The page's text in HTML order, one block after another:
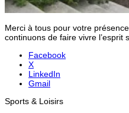
Merci à tous pour votre
continuons de faire vivre l’esprit
Facebook
X
LinkedIn
Gmail
Sports & Loisirs